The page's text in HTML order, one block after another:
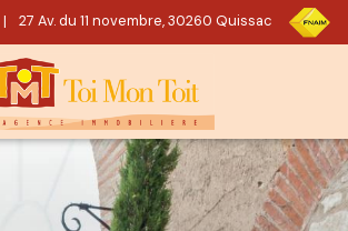
| 27 Av. du 11 novembre, 30260 Quissac